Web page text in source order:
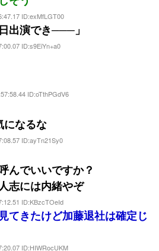
ID:exMfLGT00
出演でき───」
ID:s9EiYn+a0
ID:oTthPGdV6
になるな
ID:ayTn21Sy0
でいいですか？
志には内緒やぞ
ID:KBzcTOeId
てきたけど加藤退社は確定じ
ID:HIWRocUKM